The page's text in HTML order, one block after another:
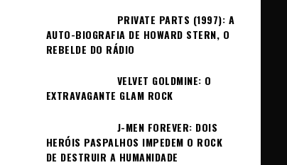
PRIVATE PARTS (1997): A
AUTO-BIOGRAFIA DE HOWARD STERN, O
REBELDE DO RÁDIO
VELVET GOLDMINE: O
EXTRAVAGANTE GLAM ROCK
J-MEN FOREVER: DOIS
HERÓIS PASPALHOS IMPEDEM O ROCK
DE DESTRUIR A HUMANIDADE